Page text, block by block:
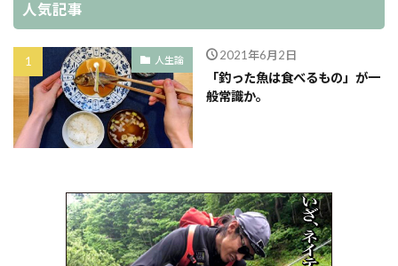
人気記事
人生論 2021年6月2日
「釣った魚は食べるもの」が一
般常識か。